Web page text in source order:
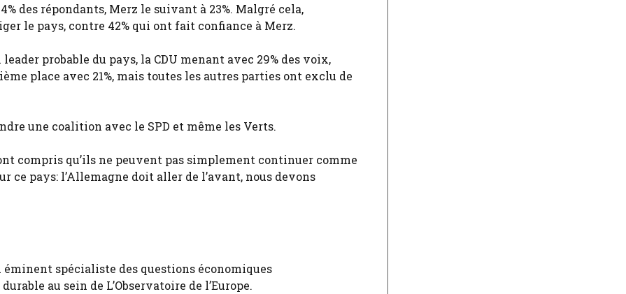
des répondants, Merz le suivant à 23%. Malgré cela,
le pays, contre 42% qui ont fait confiance à Merz.
probable du pays, la CDU menant avec 29% des voix,
place avec 21%, mais toutes les autres parties ont exclu de
une coalition avec le SPD et même les Verts.
compris qu’ils ne peuvent pas simplement continuer comme
ce pays: l’Allemagne doit aller de l’avant, nous devons
spécialiste des questions économiques
au sein de L’Observatoire de l’Europe.